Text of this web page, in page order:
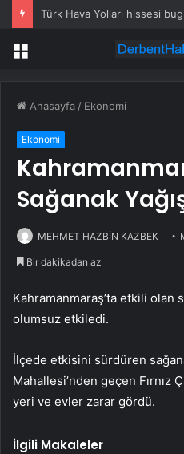
Türk Hava Yolları hissesi
Menü
Anasayfa / Ekonomi
Ekonomi
Sağanak
MEHMET HAZBİN KAZBEK
Bir dakikadan az
Kahramanmaraş’ta etkili olan
olumsuz etkiledi.
İlçede etkisini sürdüren
Mahallesi’nden geçen Fırnız
yeri ve evler zarar gördü.
İlgili Makaleler